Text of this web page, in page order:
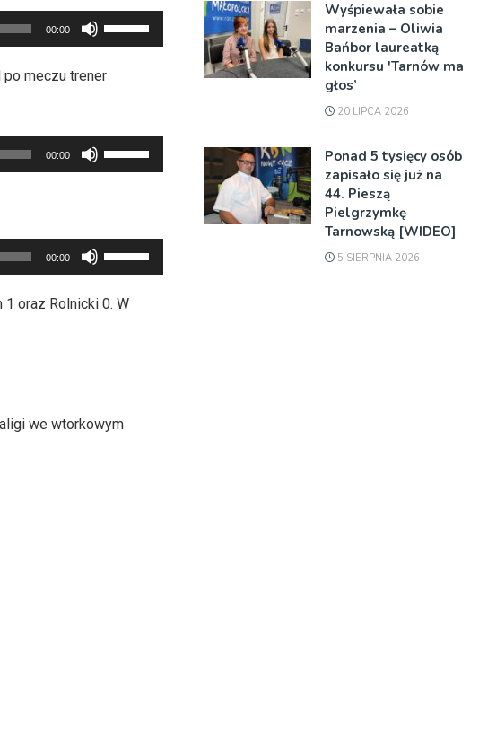
oraz
do
aby
zmniejszyć
głośność.
00:00
strzałek
do
dołu
zmniejszyć
głośność.
meczu trener
00:00
strzałek
oraz
do
aby
00:00
strzałek
do
zwiększyć
oraz Rolnicki 0. W
we wtorkowym
Wyśpiewała sobie
marzenia – Oliwia
Bańbor laureatką
konkursu 'Tarnów ma
głos’
20 LIPCA 2026
Ponad 5 tysięcy osób
zapisało się już na
44. Pieszą
Pielgrzymkę
Tarnowską [WIDEO]
5 SIERPNIA 2026